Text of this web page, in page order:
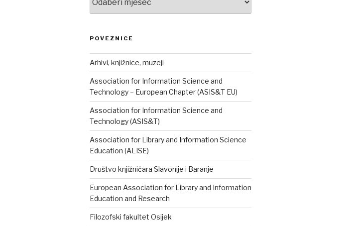
POVEZNICE
Arhivi, knjižnice, muzeji
Association for Information Science and
Technology – European Chapter (ASIS&T EU)
Association for Information Science and
Technology (ASIS&T)
Association for Library and Information Science
Education (ALISE)
Društvo knjižničara Slavonije i Baranje
European Association for Library and Information
Education and Research
Filozofski fakultet Osijek